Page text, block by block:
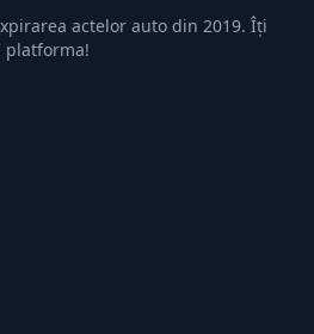
actelor auto din 2019. Îți
platforma!